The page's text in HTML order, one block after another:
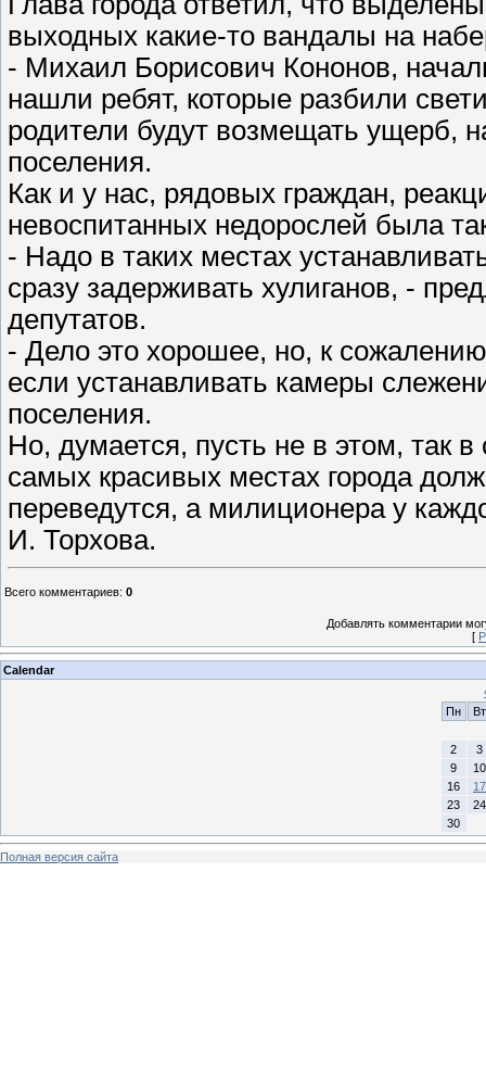
выходных какие-то вандалы на
- Михаил Борисович Кононов,
нашли ребят, которые разбили
родители будут возмещать ущерб,
поселения.
Как и у нас, рядовых граждан,
невоспитанных недорослей была
- Надо в таких местах
сразу задерживать хулиганов, -
депутатов.
- Дело это хорошее, но, к
если устанавливать камеры
поселения.
Но, думается, пусть не в этом, так
самых красивых местах города
переведутся, а милиционера у
И. Торхова.
Всего комментариев: 0
Добавлять комментарии
[
Calendar
Пн
Вт
2
3
9
10
16
17
23
24
30
Полная версия сайта